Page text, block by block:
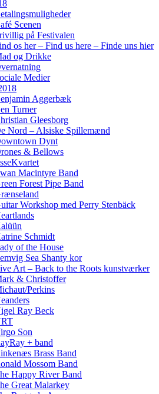
Scenen
på Festivalen
os her – Find us here – Finde uns hier
og Drikke
Medier
Aggerbæk
Turner
Gleesborg
Nord – Alsiske Spillemænd
Dynt
& Bellows
Macintyre Band
Forest Pipe Band
Workshop med Perry Stenbäck
Schmidt
of the House
Sea Shanty kor
Art – Back to the Roots kunstværker
& Christoffer
Perkins
Ray Beck
Son
+ band
Brass Band
Mossom Band
Happy River Band
Great Malarkey